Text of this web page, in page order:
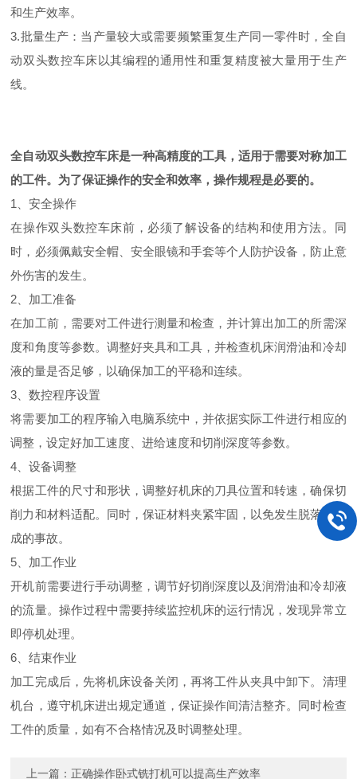
和生产效率。
3.批量生产：当产量较大或需要频繁重复生产同一零件时，全自
动双头数控车床以其编程的通用性和重复精度被大量用于生产
线。
全自动双头数控车床是一种高精度的工具，适用于需要对称加工
的工件。为了保证操作的安全和效率，操作规程是必要的。
1、安全操作
在操作双头数控车床前，必须了解设备的结构和使用方法。同
时，必须佩戴安全帽、安全眼镜和手套等个人防护设备，防止意
外伤害的发生。
2、加工准备
在加工前，需要对工件进行测量和检查，并计算出加工的所需深
度和角度等参数。调整好夹具和工具，并检查机床润滑油和冷却
液的量是否足够，以确保加工的平稳和连续。
3、数控程序设置
将需要加工的程序输入电脑系统中，并依据实际工件进行相应的
调整，设定好加工速度、进给速度和切削深度等参数。
4、设备调整
根据工件的尺寸和形状，调整好机床的刀具位置和转速，确保切
削力和材料适配。同时，保证材料夹紧牢固，以免发生脱落而造
成的事故。
5、加工作业
开机前需要进行手动调整，调节好切削深度以及润滑油和冷却液
的流量。操作过程中需要持续监控机床的运行情况，发现异常立
即停机处理。
6、结束作业
加工完成后，先将机床设备关闭，再将工件从夹具中卸下。清理
机台，遵守机床进出规定通道，保证操作间清洁整齐。同时检查
工件的质量，如有不合格情况及时调整处理。
上一篇： 正确操作卧式铣打机可以提高生产效率